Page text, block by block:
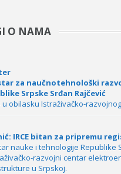
O NAMA
za naučnotehnološki
Srpske Srđan Rajčević
u obilasku Istraživačko-
IRCE bitan za pripremu
nauke i tehnologije Republike
razvojni centar
u Srpskoj.